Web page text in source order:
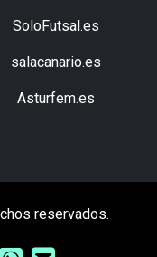
SoloFutsal.es
salacanario.es
Asturfem.es
reservados.